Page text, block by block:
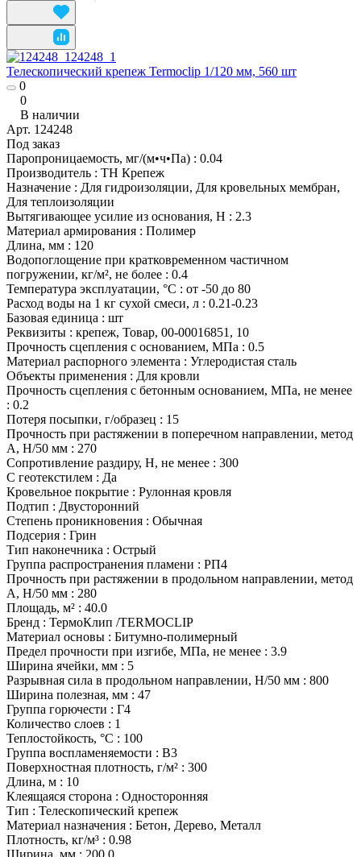
Телескопический крепеж Termoclip 1/120 мм, 560 шт
0
0
В наличии
Арт. 124248
Под заказ
Паропроницаемость, мг/(м•ч•Па) : 0.04
Производитель : ТН Крепеж
Назначение : Для гидроизоляции, Для кровельных мембран,
Для теплоизоляции
Вытягивающее усилие из основания, Н : 2.3
Материал армирования : Полимер
Длина, мм : 120
Водопоглощение при кратковременном частичном
погружении, кг/м², не более : 0.4
Температура эксплуатации, °С : от -50 до 80
Расход воды на 1 кг сухой смеси, л : 0.21-0.23
Базовая единица : шт
Реквизиты : крепеж, Товар, 00-00016851, 10
Прочность сцепления с основанием, МПа : 0.5
Материал распорного элемента : Углеродистая сталь
Объекты применения : Для кровли
Прочность сцепления с бетонным основанием, МПа, не менее
: 0.2
Потеря посыпки, г/образец : 15
Прочность при растяжении в поперечном направлении, метод
А, Н/50 мм : 270
Сопротивление раздиру, Н, не менее : 300
С геотекстилем : Да
Кровельное покрытие : Рулонная кровля
Подтип : Двусторонний
Степень проникновения : Обычная
Подсерия : Грин
Тип наконечника : Острый
Группа распространения пламени : РП4
Прочность при растяжении в продольном направлении, метод
А, Н/50 мм : 280
Площадь, м² : 40.0
Бренд : ТермоКлип /TERMOCLIP
Материал основы : Битумно-полимерный
Предел прочности при изгибе, МПа, не менее : 3.9
Ширина ячейки, мм : 5
Разрывная сила в продольном направлении, Н/50 мм : 800
Ширина полезная, мм : 47
Группа горючести : Г4
Количество слоев : 1
Теплостойкость, °С : 100
Группа воспламеняемости : В3
Поверхностная плотность, г/м² : 300
Длина, м : 10
Клеящаяся сторона : Односторонняя
Тип : Телескопический крепеж
Материал назначения : Бетон, Дерево, Металл
Плотность, кг/м³ : 0.98
Ширина, мм : 200.0